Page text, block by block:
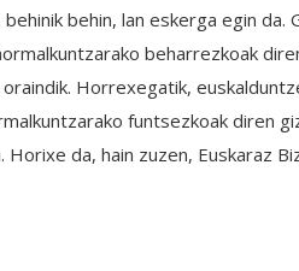
behin, lan eskerga egin da.
beharrezkoak
Horrexegatik,
funtsezkoak diren
da, hain zuzen, Euskaraz